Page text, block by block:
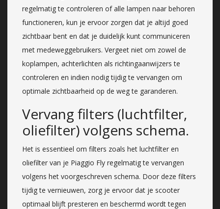
regelmatig te controleren of alle lampen naar behoren
functioneren, kun je ervoor zorgen dat je altijd goed
zichtbaar bent en dat je duidelijk kunt communiceren
met medeweggebruikers. Vergeet niet om zowel de
koplampen, achterlichten als richtingaanwijzers te
controleren en indien nodig tijdig te vervangen om
optimale zichtbaarheid op de weg te garanderen.
Vervang filters (luchtfilter,
oliefilter) volgens schema.
Het is essentieel om filters zoals het luchtfilter en
oliefilter van je Piaggio Fly regelmatig te vervangen
volgens het voorgeschreven schema. Door deze filters
tijdig te vernieuwen, zorg je ervoor dat je scooter
optimaal blijft presteren en beschermd wordt tegen